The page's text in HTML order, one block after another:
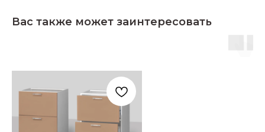
Вас также может заинтересовать